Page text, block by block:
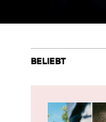
BELIEBT